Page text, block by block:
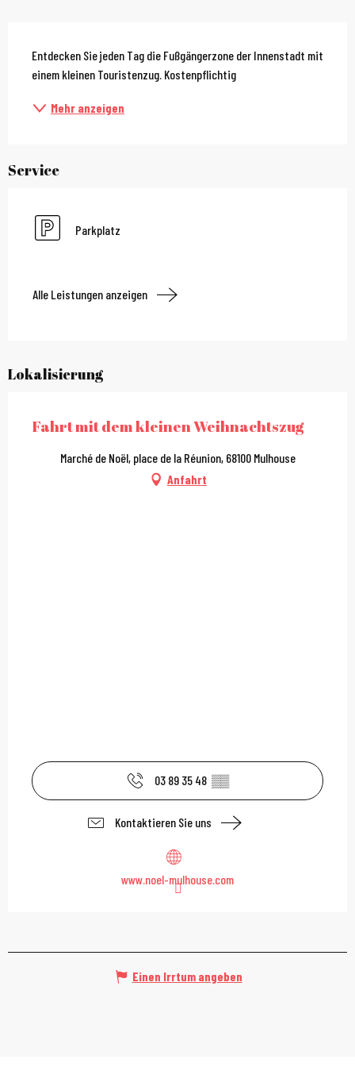
Beschreibung
Entdecken Sie jeden Tag die Fußgängerzone der Innenstadt mit
einem kleinen Touristenzug. Kostenpflichtig
Mehr anzeigen
Service
Parkplatz
Alle Leistungen anzeigen
Lokalisierung
Fahrt mit dem kleinen Weihnachtszug
Marché de Noël, place de la Réunion, 68100 Mulhouse
Anfahrt
03 89 35 48 ▒▒
Kontaktieren Sie uns
www.noel-mulhouse.com
Einen Irrtum angeben